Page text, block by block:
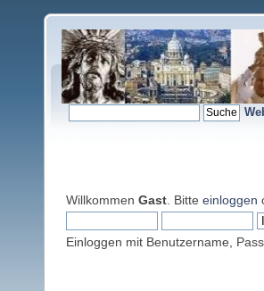
Willkommen Gast . Bitte einloggen
Einloggen mit Benutzername,